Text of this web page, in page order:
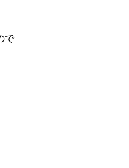
で